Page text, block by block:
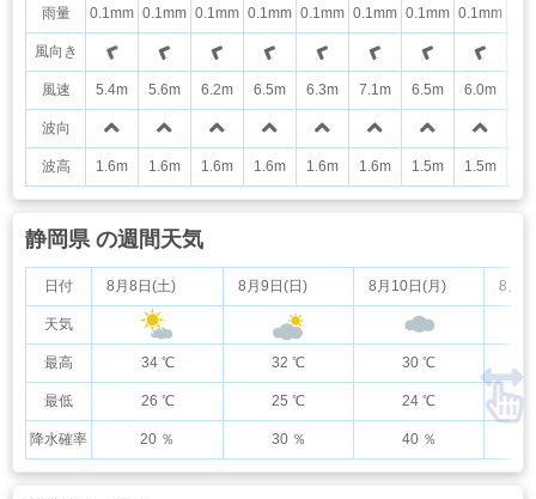
雨量
風向き
風速
波向
波高
0.1mm 0.1mm 0.1mm 0.1mm 0.1mm 0.1mm 0.1mm 0.1mm
5.4m 5.6m 6.2m 6.5m 6.3m 7.1m 6.5m 6.0m
1.6m 1.6m 1.6m 1.6m 1.6m 1.6m 1.5m 1.5m
静岡県 の週間天気
日付
天気
最高
最低
降水確率
8月8日(土) 8月9日(日) 8月10日(月) 8月
34 ℃ 32 ℃ 30 ℃
26 ℃ 25 ℃ 24 ℃
20 ％ 30 ％ 40 ％